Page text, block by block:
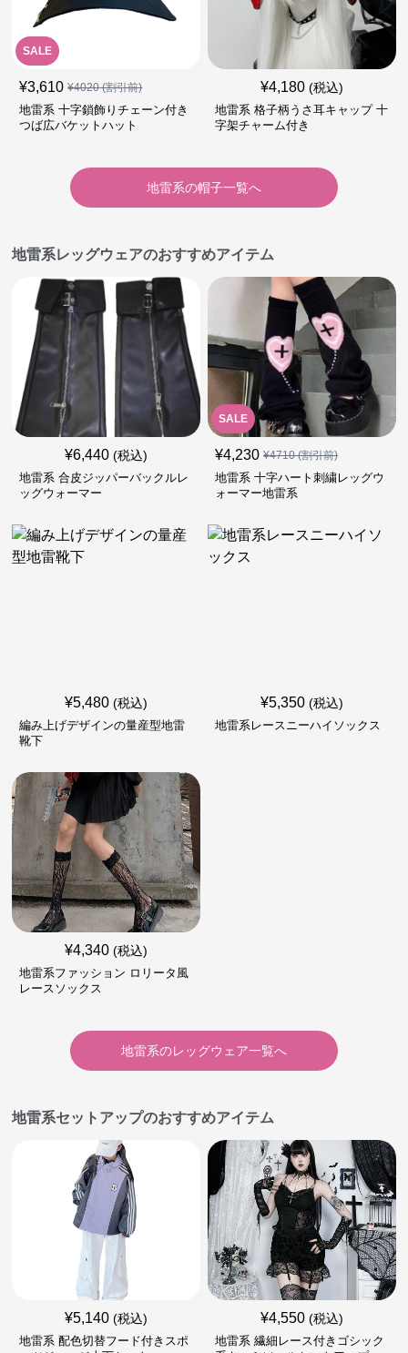
SALE
¥3,610 ¥4020(割引前)
地雷系 十字鎖飾りチェーン付き
つば広バケットハット
¥4,180 (税込)
地雷系 格子柄うさ耳キャップ 十
字架チャーム付き
地雷系の帽子一覧へ
地雷系レッグウェアのおすすめアイテム
¥6,440 (税込)
地雷系 合皮ジッパーバックルレ
ッグウォーマー
SALE
¥4,230 ¥4710(割引前)
地雷系 十字ハート刺繍レッグウ
ォーマー地雷系
¥5,480 (税込)
編み上げデザインの量産型地雷
靴下
¥5,350 (税込)
地雷系レースニーハイソックス
¥4,340 (税込)
地雷系ファッション ロリータ風
レースソックス
地雷系のレッグウェア一覧へ
地雷系セットアップのおすすめアイテム
¥5,140 (税込)
地雷系 配色切替フード付きスポ
¥4,550 (税込)
地雷系 繊細レース付きゴシック